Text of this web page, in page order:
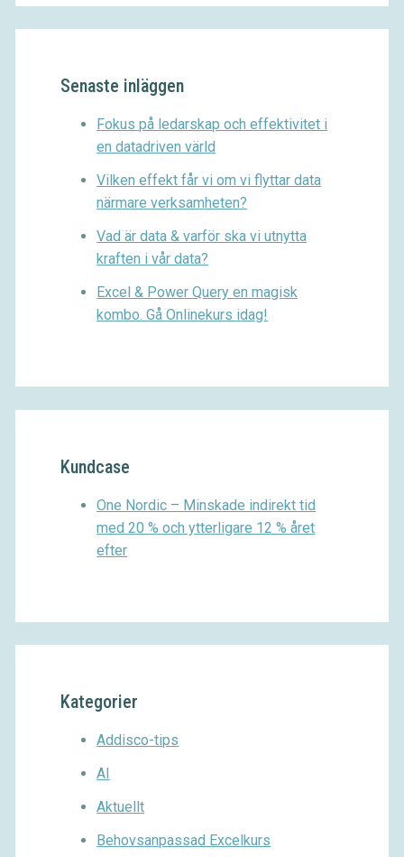
Senaste inläggen
Fokus på ledarskap och effektivitet i
en datadriven värld
Vilken effekt får vi om vi flyttar data
närmare verksamheten?
Vad är data & varför ska vi utnytta
kraften i vår data?
Excel & Power Query en magisk
kombo. Gå Onlinekurs idag!
Kundcase
One Nordic – Minskade indirekt tid
med 20 % och ytterligare 12 % året
efter
Kategorier
Addisco-tips
AI
Aktuellt
Behovsanpassad Excelkurs